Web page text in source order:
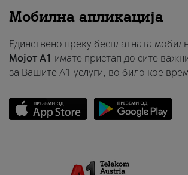
Мобилна апликација
Единствено преку бесплатната
Мојот A1 имате пристап до сите
за Вашите A1 услуги, во било кое